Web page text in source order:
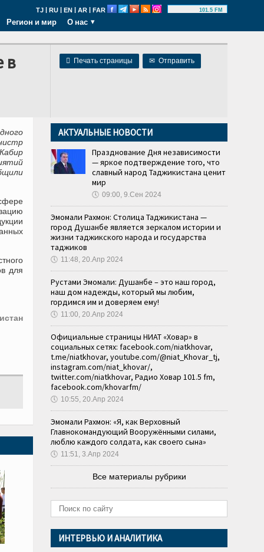
TJ | RU | EN | AR | FAR 101.5 FM
Регион и мир О нас
 Печать страницы ✉ Отправить
в
для
АКТУАЛЬНЫЕ НОВОСТИ
Празднование Дня независимости
— яркое подтверждение того, что
славный народ Таджикистана ценит
мир
🕔 09:00, 9.Сен 2024
Эмомали Рахмон: Столица Таджикистана —
город Душанбе является зеркалом истории и
жизни таджикского народа и государства
таджиков
🕔 11:48, 20.Апр 2024
Рустами Эмомали: Душанбе – это наш город,
наш дом надежды, который мы любим,
гордимся им и доверяем ему!
🕔 11:00, 20.Апр 2024
Официальные страницы НИАТ «Ховар» в
социальных сетях: facebook.com/niatkhovar,
t.me/niatkhovar, youtube.com/@niat_Khovar_tj,
instagram.com/niat_khovar/,
twitter.com/niatkhovar, Радио Ховар 101.5 fm,
facebook.com/khovarfm/
🕔 10:55, 20.Апр 2024
Эмомали Рахмон: «Я, как Верховный
Главнокомандующий Вооружёнными силами,
люблю каждого солдата, как своего сына»
🕔 11:51, 3.Апр 2024
Все материалы рубрики
ИНТЕРВЬЮ И АНАЛИТИКА